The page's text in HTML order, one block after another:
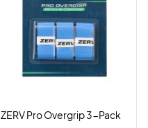
ZERV Pro Overgrip 3-Pack